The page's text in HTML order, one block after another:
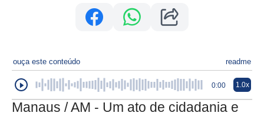
ouça este conteúdo readme
0:00 1.0x
Manaus / AM - Um ato de cidadania e